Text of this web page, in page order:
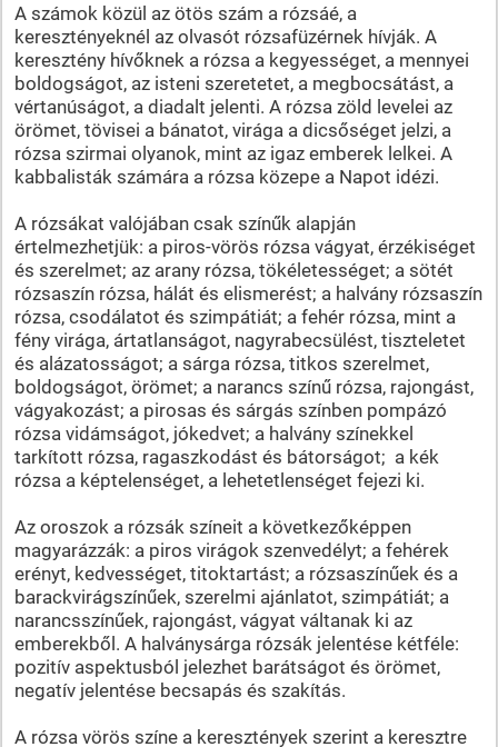
A számok közül az ötös szám a rózsáé, a
keresztényeknél az olvasót rózsafüzérnek hívják. A
keresztény hívőknek a rózsa a kegyességet, a mennyei
boldogságot, az isteni szeretetet, a megbocsátást, a
vértanúságot, a diadalt jelenti. A rózsa zöld levelei az
örömet, tövisei a bánatot, virága a dicsőséget jelzi, a
rózsa szirmai olyanok, mint az igaz emberek lelkei. A
kabbalisták számára a rózsa közepe a Napot idézi.
A rózsákat valójában csak színűk alapján
értelmezhetjük: a piros-vörös rózsa vágyat, érzékiséget
és szerelmet; az arany rózsa, tökéletességet; a sötét
rózsaszín rózsa, hálát és elismerést; a halvány rózsaszín
rózsa, csodálatot és szimpátiát; a fehér rózsa, mint a
fény virága, ártatlanságot, nagyrabecsülést, tiszteletet
és alázatosságot; a sárga rózsa, titkos szerelmet,
boldogságot, örömet; a narancs színű rózsa, rajongást,
vágyakozást; a pirosas és sárgás színben pompázó
rózsa vidámságot, jókedvet; a halvány színekkel
tarkított rózsa, ragaszkodást és bátorságot; a kék
rózsa a képtelenséget, a lehetetlenséget fejezi ki.
Az oroszok a rózsák színeit a következőképpen
magyarázzák: a piros virágok szenvedélyt; a fehérek
erényt, kedvességet, titoktartást; a rózsaszínűek és a
barackvirágszínűek, szerelmi ajánlatot, szimpátiát; a
narancsszínűek, rajongást, vágyat váltanak ki az
emberekből. A halványsárga rózsák jelentése kétféle:
pozitív aspektusból jelezhet barátságot és örömet,
negatív jelentése becsapás és szakítás.
A rózsa vörös színe a keresztények szerint a keresztre